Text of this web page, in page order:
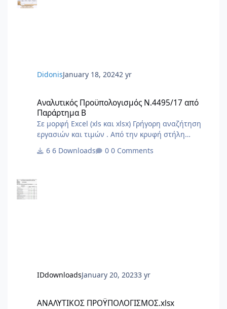
DidonisJanuary 18, 20242 yr
Αναλυτικός Προϋπολογισμός Ν.4495/17 από
Παράρτημα Β
Σε μορφή Excel (xls και xlsx) Γρήγορη αναζήτηση
εργασιών και τιμών . Από την κρυφή στήλη
δήλωσής μας . Στο τέλος από την στήλη φίλτρου
6 Downloads 0 Comments
IDdownloadsJanuary 20, 20233 yr
ΑΝΑΛΥΤΙΚΟΣ ΠΡΟΫΠΟΛΟΓΙΣΜΟΣ.xlsx